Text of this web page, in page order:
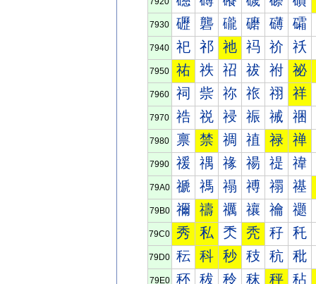
7930 礰 礱 礲 礳 礴 礵
7940 祀 祁 祂 祃 祄 祅
7950 祐 祑 祒 祓 祔 祕
7960 祠 祡 祢 祣 祤 祥
7970 祰 祱 祲 祳 祴 祵
7980 禀 禁 禂 禃 禄 禅
7990 禐 禑 禒 禓 禔 禕
79A0 禠 禡 禢 禣 禤 禥
79B0 禰 禱 禲 禳 禴 禵
79C0 秀 私 秂 秃 秄 秅
79D0 秐 科 秒 秓 秔 秕
79E0 秠 秡 秢 秣 秤 秥